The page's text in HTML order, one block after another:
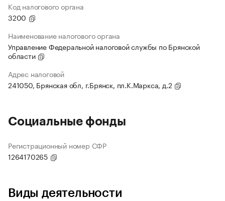
Код налогового органа
3200
Наименование налогового органа
Управление Федеральной налоговой службы по Брянской
области
Адрес налоговой
241050, Брянская обл, г.Брянск, пл.К.Маркса, д.2
Социальные фонды
Регистрационный номер СФР
1264170265
Виды деятельности